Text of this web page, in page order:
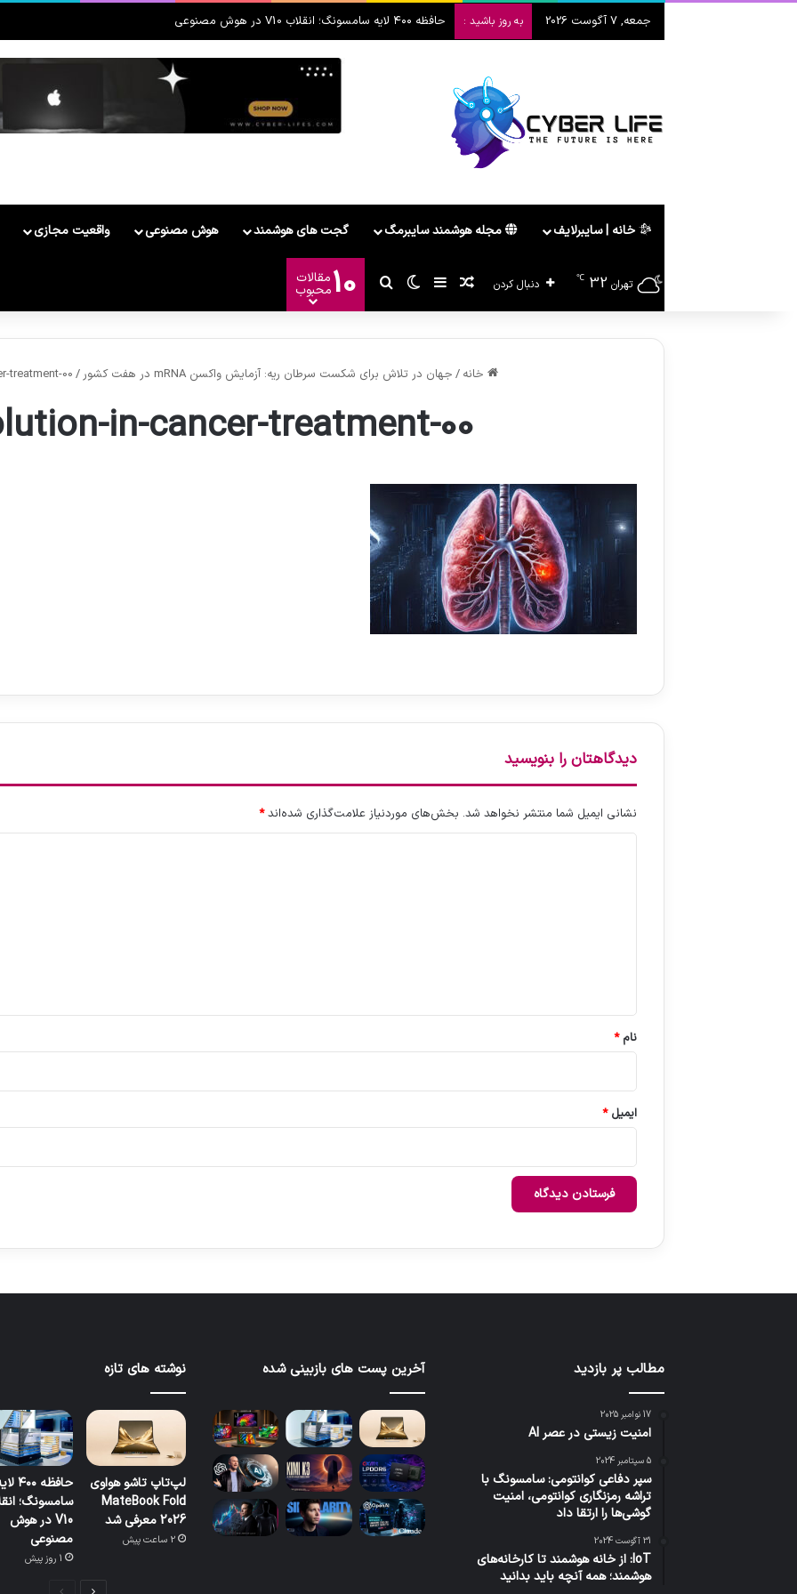
جمعه, 7 آگوست 2026 به روز باشید : حافظه ۴۰۰ لایه سامسونگ؛ انقلاب V10 در هوش مصنوعی
خانه | سایبرلایف مجله هوشمند سایبرمگ گجت های هوشمند هوش مصنوعی واقعیت مجازی
تهران 32
℃ دنبال کردن پیشنهاد هوشمند
سایدبارتغییر پوسته
جستجو برای
10مقالات
محبوب
خانه / جهان در تلاش برای شکست سرطان ریه: آزمایش واکسن mRNA در هفت کشور /
treatment-00
in-cancer-treatment-00
دیدگاهتان را بنویسید
نشانی ایمیل شما منتشر نخواهد شد. بخش‌های موردنیاز علامت‌گذاری شده‌اند*
نام*
ایمیل*
مطالب پر بازدید
17 نوامبر 2025
امنیت زیستی در عصر AI
5 سپتامبر 2024
سپر دفاعی کوانتومی: سامسونگ با
تراشه رمزنگاری کوانتومی، امنیت
گوشی‌ها را ارتقا داد
31 آگوست 2024
IoT: از خانه هوشمند تا کارخانه‌های
هوشمند؛ همه آنچه باید بدانید
آخرین پست های بازبینی شده نوشته های تازه
لپ‌تاپ تاشو هواوی
MateBook Fold
2026 معرفی شد
2 ساعت پیش
حافظه ۴۰۰
سامسونگ؛
V10 در هوش
مصنوعی
1 روز پیش